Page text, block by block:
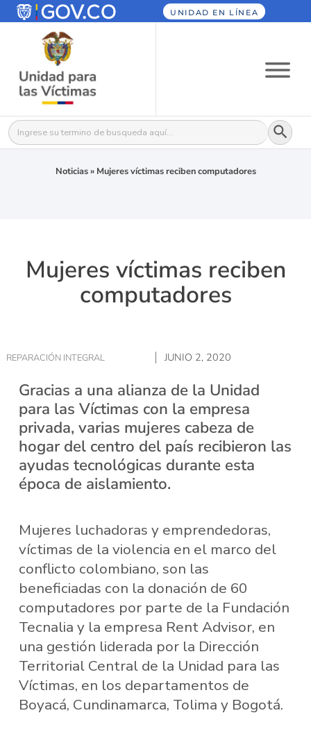
UNIDAD EN LÍNEA
Buscar: Botón
Noticias» Mujeres víctimas reciben computadores
Mujeres víctimas reciben
computadores
REPARACIÓN INTEGRAL JUNIO 2, 2020
Gracias a una alianza de la Unidad
para las Víctimas con la empresa
privada, varias mujeres cabeza de
hogar del centro del país recibieron las
ayudas tecnológicas durante esta
época de aislamiento.
Mujeres luchadoras y emprendedoras,
víctimas de la violencia en el marco del
conflicto colombiano, son las
beneficiadas con la donación de 60
computadores por parte de la Fundación
Tecnalia y la empresa Rent Advisor, en
una gestión liderada por la Dirección
Territorial Central de la Unidad para las
Víctimas, en los departamentos de
Boyacá, Cundinamarca, Tolima y Bogotá.